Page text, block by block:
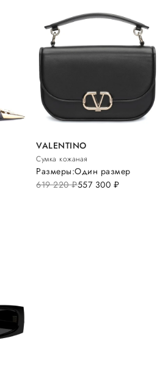
VALENTINO
Сумка кожаная
619 220руб.557 300 руб.
Размеры:Один размер